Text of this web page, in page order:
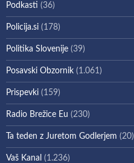
Podkasti (36)
Policija.si (178)
Politika Slovenije (39)
Posavski Obzornik (1.061)
Prispevki (159)
Radio Brežice Eu (230)
Ta teden z Juretom Godlerjem (20)
Vaš Kanal (1.236)